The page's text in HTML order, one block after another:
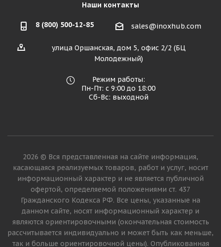
Наши контакты
8 (800) 500-12-85 sales@inoxhub.com
улица Оршанская, дом 5, офис 2/2 (БЦ
Молодежный)
Режим работы:
Пн-Пт: с 9:00 до 18:00
Сб-Вс: выходной
2026 © Вся представленная на сайте информация,
касающаяся реализуемых товаров, работ и услуг, носит
информационный характер и не является публичной
офертой, определяемой положениями ст. 437
Гражданского Кодекса РФ. Все цены, указанные на
данном сайте, носят информационный характер и
являются ориентировочными (окончательная стоимость
рассчитывается индивидуально и может быть как меньше,
так и больше ориентировочной цены). Опубликованная